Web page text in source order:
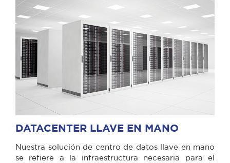
DATACENTER LLAVE EN MANO
Nuestra solución de centro de datos llave en mano
se refiere a la infraestructura necesaria para el